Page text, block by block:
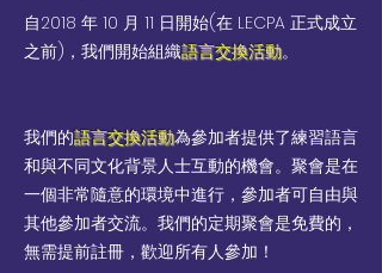
自2018 年 10 月 11 日開始(在 LECPA 正式成立
之前)，我們開始組織​語言交換活動。
我們的語言交換活動為參加者提供了練習語言
和與不同文化背景人士互動的機會。聚會是在
一個非常隨意的環境中進行，參加者可自由與
其他參加者交流。我們的定期聚會是免費的，
無需提前註冊，歡迎所有人參加！